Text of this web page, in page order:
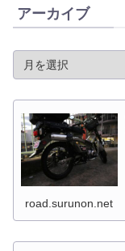
アーカイブ
road.surunon.net